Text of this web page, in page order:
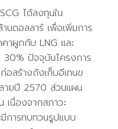
ได้ลงทุนใน
นดอลลาร์ เพื่อเพิ่มการ
คาผูกกับ LNG และ
30% ปัจจุบันโครงการ
สร้างถังเก็บอีเทนข
ายปี 2570 ส่วนแผน
นื่องจากสภาวะ
การทบทวนรูปแบบ